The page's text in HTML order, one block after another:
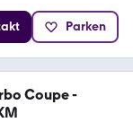
Parken
Coupe -